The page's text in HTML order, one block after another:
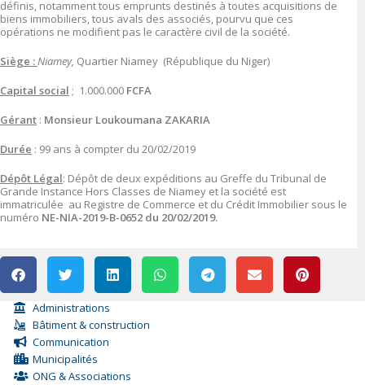
définis, notamment tous emprunts destinés à toutes acquisitions de
biens immobiliers, tous avals des associés, pourvu que ces
opérations ne modifient pas le caractère civil de la société.
Siège :Niamey, Quartier Niamey (République du Niger)
Capital social ; 1.000.000 FCFA
Gérant : Monsieur Loukoumana ZAKARIA
Durée : 99 ans à compter du 20/02/2019
Dépôt Légal: Dépôt de deux expéditions au Greffe du Tribunal de
Grande Instance Hors Classes de Niamey et la société est
immatriculée au Registre de Commerce et du Crédit Immobilier sous le
numéro NE-NIA-2019-B-0652 du 20/02/2019.
Administrations
Bâtiment & construction
Communication
Municipalités
ONG & Associations